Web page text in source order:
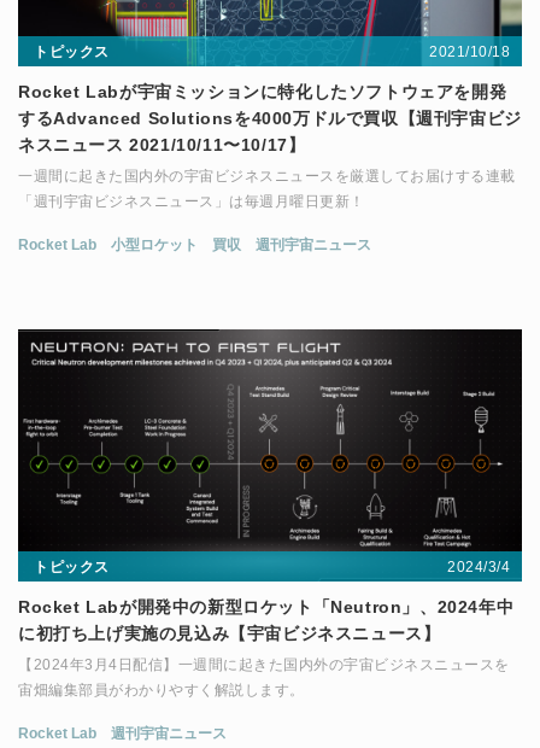
トピックス 2021/10/18
Rocket Labが宇宙ミッションに特化したソフトウェアを開発
するAdvanced Solutionsを4000万ドルで買収【週刊宇宙ビジ
ネスニュース 2021/10/11〜10/17】
一週間に起きた国内外の宇宙ビジネスニュースを厳選してお届けする連載
「週刊宇宙ビジネスニュース」は毎週月曜日更新！
Rocket Lab 小型ロケット 買収 週刊宇宙ニュース
トピックス 2024/3/4
Rocket Labが開発中の新型ロケット「Neutron」、2024年中
に初打ち上げ実施の見込み【宇宙ビジネスニュース】
【2024年3月4日配信】一週間に起きた国内外の宇宙ビジネスニュースを
宙畑編集部員がわかりやすく解説します。
Rocket Lab 週刊宇宙ニュース